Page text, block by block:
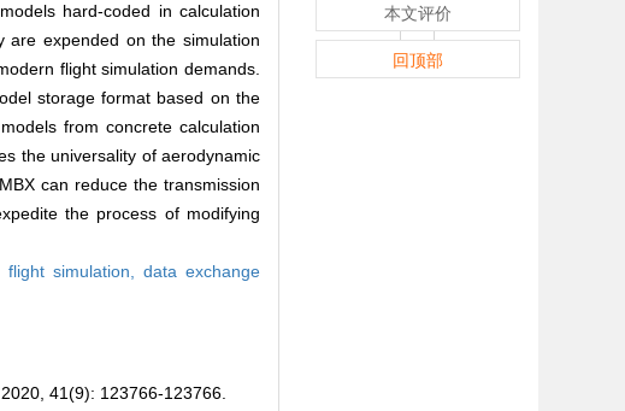
hard-coded in calculation
are expended on the simulation
flight simulation demands.
storage format based on the
from concrete calculation
the universality of aerodynamic
can reduce the transmission
the process of modifying
flight simulation, data exchange
41(9): 123766-123766.
本文评价
回顶部